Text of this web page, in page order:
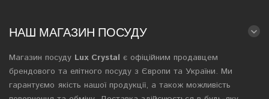
НАШ МАГАЗИН ПОСУДУ
Магазин посуду Lux Crystal є офіційним продавцем
брендового та елітного посуду з Європи та України. Ми
гарантуємо якість нашої продукції, а також можливість